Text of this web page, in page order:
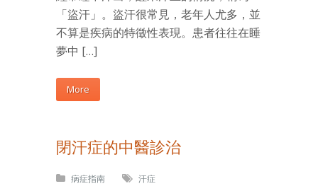
「盜汗」。盜汗很常見，老年人尤多，並
不算是疾病的特徵性表現。患者往往在睡
夢中 […]
More
閉汗症的中醫診治
病症指南 汗症